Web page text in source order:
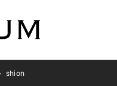
shion